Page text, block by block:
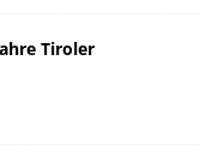
Tiroler